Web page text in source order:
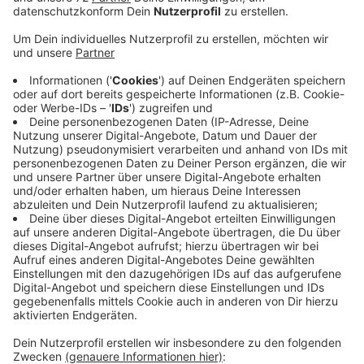
Anzeige
Im Umweltausschuss der Stadt Rheine gibt es heute
Nachmittag (Mi., 15.05., 17:00) eine
Grundsatzdiskussion über Schotter in Vorgärten. Auch
in Rheine legen immer mehr Gartenbesitzer Stein- oder
Schottergärten oder auch Kiesbeete an, in denen
wenig bis gar keine Pflanzen wachsen. Einige tun das
aus gestalterischen Gründen, Andere, um weniger
Arbeit zu haben. Durch solche monotonen Flächen
geht jedoch Lebensraum für Insekten und vor allem
Bienen verloren, weil es dort ohne Blüten auch keine
Nahrung gibt. Weniger Grün bedeutet auch
schlechtere Luft und mehr Hitze im Sommer und da
kommt die Stadt Rheine ins Spiel, denn sie möchte